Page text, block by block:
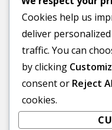
A WordPress
Archives
Cookies help us
deliver
traffic. You can
by clicking
consent or Reject
cookies.